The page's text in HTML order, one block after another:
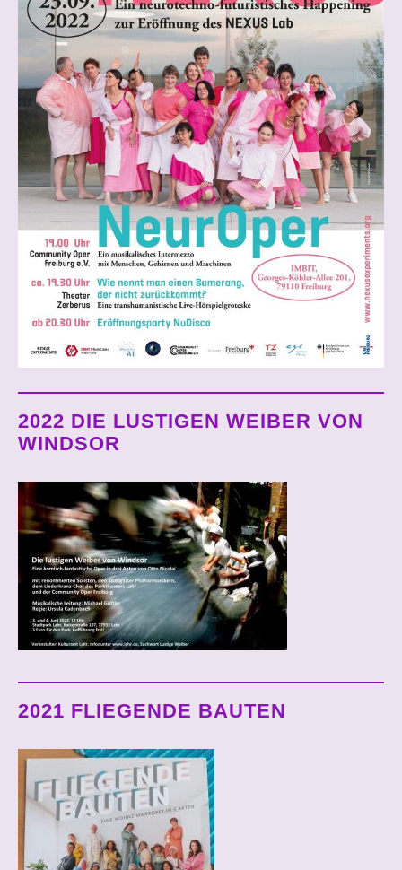
2022 DIE LUSTIGEN WEIBER VON
WINDSOR
2021 FLIEGENDE BAUTEN